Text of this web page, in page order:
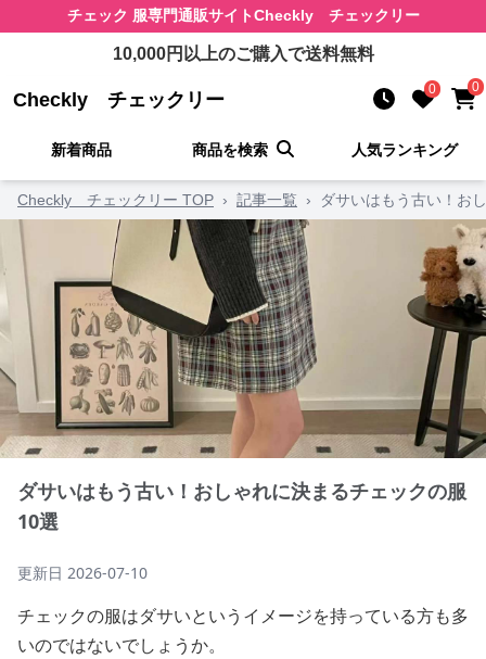
チェック 服専門通販サイトCheckly チェックリー
10,000円以上のご購入で送料無料
Checkly チェックリー 0 0
新着商品 商品を検索 人気ランキング
Checkly チェックリー TOP › 記事一覧 › ダサいはもう古い！お
ダサいはもう古い！おしゃれに決まるチェックの服
10選
更新日 2026-07-10
チェックの服はダサいというイメージを持っている方も多
いのではないでしょうか。